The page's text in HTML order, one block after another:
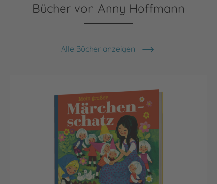
Bücher von Anny Hoffmann
Alle Bücher anzeigen